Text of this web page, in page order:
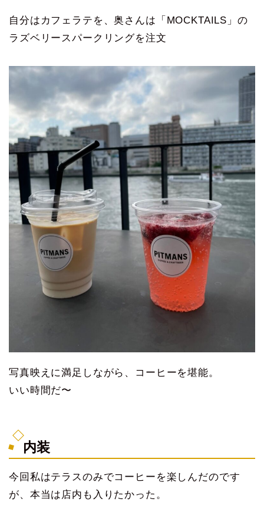
自分はカフェラテを、奥さんは「MOCKTAILS」の
ラズベリースパークリングを注文
写真映えに満足しながら、コーヒーを堪能。
いい時間だ〜
内装
今回私はテラスのみでコーヒーを楽しんだのです
が、本当は店内も入りたかった。